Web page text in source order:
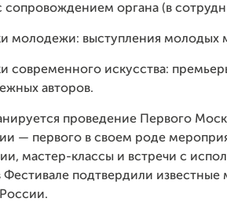
сопровождением органа (в
молодежи: выступления молодых
современного искусства:
авторов.
проведение Первого
— первого в своем роде
мастер-классы и встречи с
Фестивале подтвердили